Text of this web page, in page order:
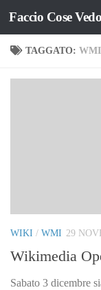
Salta al contenuto
Faccio Cose
TAGGATO: WMI
WIKI / WMI 29
Wikimedia
Sabato 3 dicembre